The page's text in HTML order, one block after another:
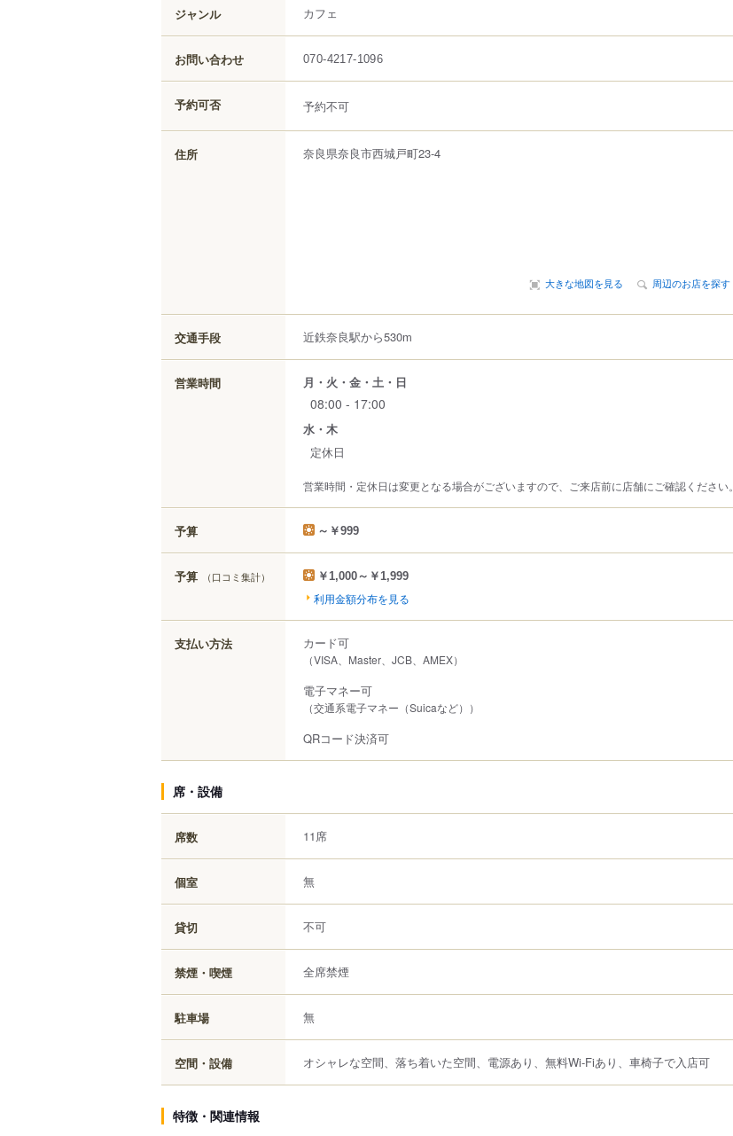
ジャンル カフェ
お問い合わせ 070-4217-1096
予約可否 予約不可
住所 奈良県奈良市西城戸町23-4
大きな地図を見る 周辺のお店を探す
交通手段 近鉄奈良駅から530m
営業時間 月・火・金・土・日
08:00 - 17:00
水・木
定休日
営業時間・定休日は変更となる場合がございますので、ご来店前に店舗にご確認ください。
予算 ～￥999
予算 （口コミ集計） ￥1,000～￥1,999
利用金額分布を見る
支払い方法 カード可
（VISA、Master、JCB、AMEX）
電子マネー可
（交通系電子マネー（Suicaなど））
QRコード決済可
席・設備
席数 11席
個室 無
貸切 不可
禁煙・喫煙 全席禁煙
駐車場 無
空間・設備 オシャレな空間、落ち着いた空間、電源あり、無料Wi-Fiあり、車椅子で入店可
特徴・関連情報